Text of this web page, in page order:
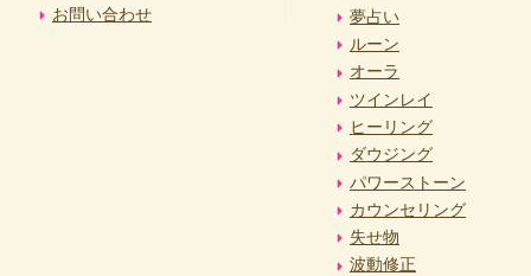
お問い合わせ
夢占い
ルーン
オーラ
ツインレイ
ヒーリング
ダウジング
パワーストーン
カウンセリング
失せ物
波動修正